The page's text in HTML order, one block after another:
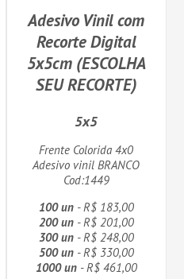
Adesivo Vinil com
Recorte Digital
5x5cm (ESCOLHA
SEU RECORTE)
5x5
Frente Colorida 4x0
Adesivo vinil BRANCO
Cod:1449
100 un- R$ 183,00
200 un- R$ 201,00
300 un- R$ 248,00
500 un- R$ 330,00
1000 un- R$ 461,00